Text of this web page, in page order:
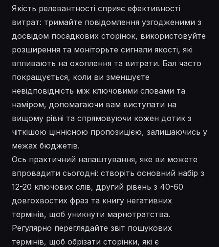
Якість релевантності сприяє ефективності
витрат: тримайте повідомлення узгодженими з
досвідом посадкових сторінок, використовуйте
розширення та моніторьте сигнали якості, які
впливають на охоплення та витрати. Бал часто
покращується, коли ви зменшуєте
невідповідність між ключовими словами та
наміром, допомагаючи вам виступати на
вищому рівні та спрямовуючи кожен дотик з
чіткішою ціннісною пропозицією, залишаючись у
межах бюджетів.
Ось практичний налаштування, яке ви можете
впровадити сьогодні: створіть основний набір з
12-20 ключових слів, другий рівень з 40-60
довгохвостих фраз та книгу негативних
термінів, щоб уникнути марнотратства.
Регулярно переглядайте звіт пошукових
термінів, щоб обрізати сторінки, які є